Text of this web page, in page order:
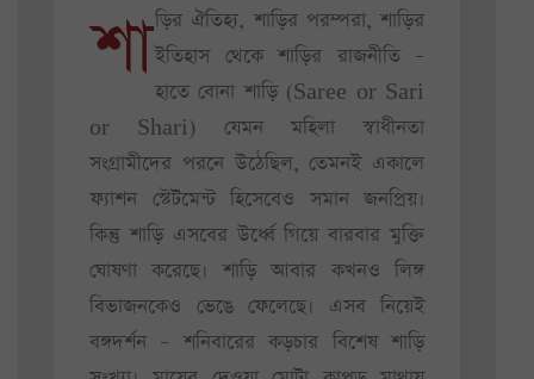
শাড়ির ঐতিহ্য, শাড়ির পরম্পরা, শাড়ির
ইতিহাস থেকে শাড়ির রাজনীতি –
হাতে বোনা শাড়ি (Saree or Sari
or Shari) যেমন মহিলা স্বাধীনতা
সংগ্রামীদের পরনে উঠেছিল, তেমনই একালে
ফ্যাশন স্টেটমেন্ট হিসেবেও সমান জনপ্রিয়।
কিন্তু শাড়ি এসবের উর্ধ্বে গিয়ে বারবার মুক্তি
ঘোষণা করেছে। শাড়ি আবার কখনও লিঙ্গ
বিভাজনকেও ভেঙে ফেলেছে। এসব নিয়েই
বঙ্গদর্শন – শনিবারের কড়চার বিশেষ শাড়ি